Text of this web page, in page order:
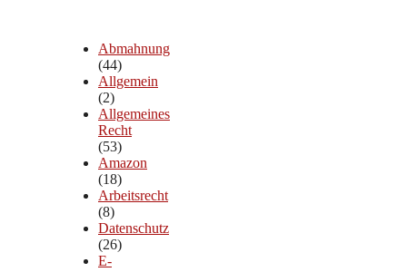
Abmahnung
(44)
Allgemein
(2)
Allgemeines
Recht
(53)
Amazon
(18)
Arbeitsrecht
(8)
Datenschutz
(26)
E-